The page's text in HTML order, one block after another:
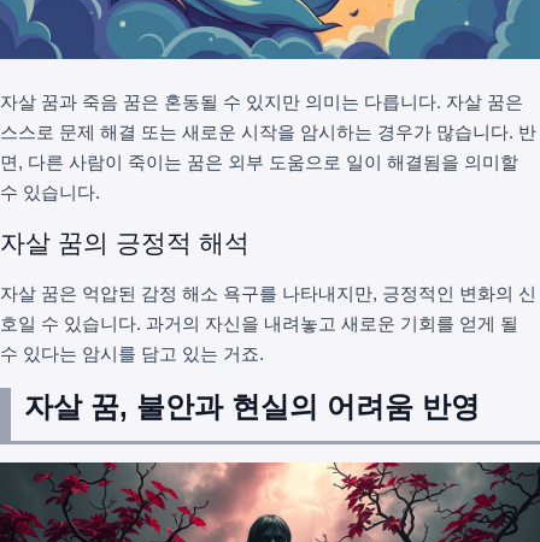
자살 꿈과 죽음 꿈은 혼동될 수 있지만 의미는 다릅니다. 자살 꿈은
스스로 문제 해결 또는 새로운 시작을 암시하는 경우가 많습니다. 반
면, 다른 사람이 죽이는 꿈은 외부 도움으로 일이 해결됨을 의미할
수 있습니다.
자살 꿈의 긍정적 해석
자살 꿈은 억압된 감정 해소 욕구를 나타내지만, 긍정적인 변화의 신
호일 수 있습니다. 과거의 자신을 내려놓고 새로운 기회를 얻게 될
수 있다는 암시를 담고 있는 거죠.
자살 꿈, 불안과 현실의 어려움 반영